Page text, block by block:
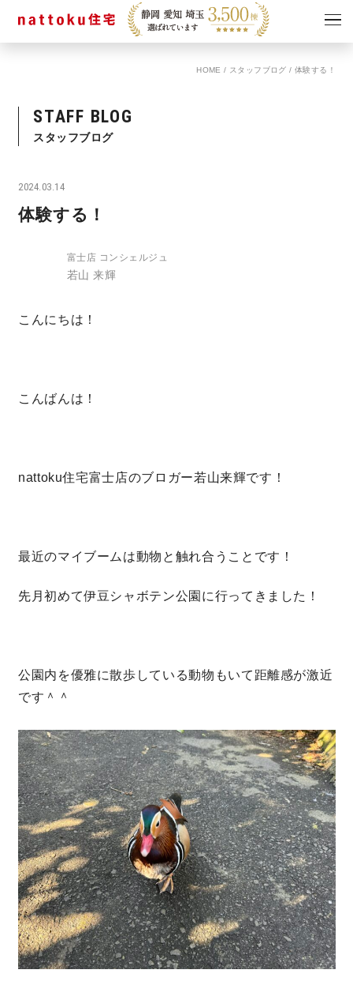
キャンペーン
ショールーム
スタッフブログ
営業時間／10:00～20:00 定休日／年末年始
来店・見学予約
OWNER’S SITE オーナーズサイト
nattoku住宅 10のこだわり
理想の暮らしを引き出すデザイン力
家具まで標準仕様の空間コーディネート
身体に優しい自然素材の家
耐震等級3 & 許容応力度計算 全棟標準
徹底したコストダウンの追求
頑丈で長持ちの外壁
HOME / スタッフブログ / 体験する！
STAFF BLOG
スタッフブログ
2024.03.14
体験する！
富士店 コンシェルジュ
若山 来輝
こんにちは！
こんばんは！
nattoku住宅富士店のブロガー若山来輝です！
最近のマイブームは動物と触れ合うことです！
先月初めて伊豆シャボテン公園に行ってきました！
公園内を優雅に散歩している動物もいて距離感が激近
です＾＾